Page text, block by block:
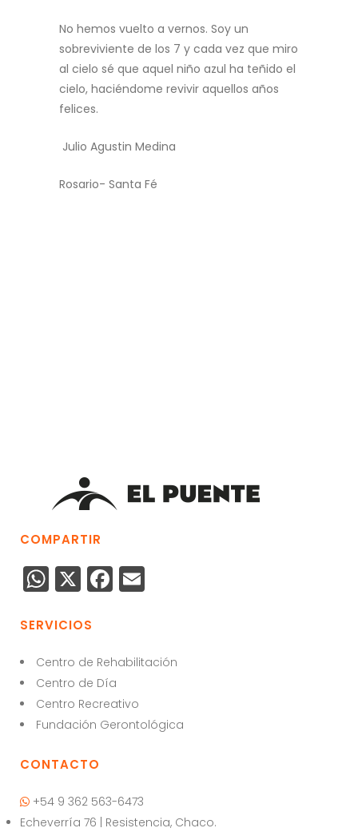
No hemos vuelto a vernos. Soy un
sobreviviente de los 7 y cada vez que miro
al cielo sé que aquel niño azul ha teñido el
cielo, haciéndome revivir aquellos años
felices.
Julio Agustin Medina
Rosario- Santa Fé
COMPARTIR
W
h
a
ts
A
p
p
X F
a
e
b
o
o
l
SERVICIOS
Centro de Rehabilitación
Centro de Día
Centro Recreativo
Fundación Gerontológica
CONTACTO
+54 9 362 563-6473
Echeverría 76 | Resistencia, Chaco.